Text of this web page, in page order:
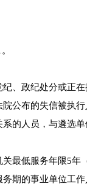
、政纪处分或正
公布的失信被执
的人员，与遴选
最低服务年限5年
期的事业单位工